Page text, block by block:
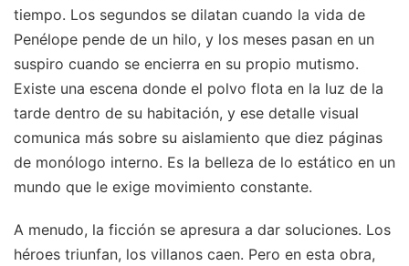
tiempo. Los segundos se dilatan cuando la vida de
Penélope pende de un hilo, y los meses pasan en un
suspiro cuando se encierra en su propio mutismo.
Existe una escena donde el polvo flota en la luz de la
tarde dentro de su habitación, y ese detalle visual
comunica más sobre su aislamiento que diez páginas
de monólogo interno. Es la belleza de lo estático en un
mundo que le exige movimiento constante.
A menudo, la ficción se apresura a dar soluciones. Los
héroes triunfan, los villanos caen. Pero en esta obra,